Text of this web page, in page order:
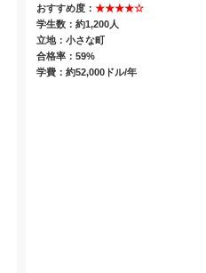
おすすめ度：★★★★☆
学生数：約1,200人
立地：小さな町
合格率：59%
学費：約52,000ドル/年